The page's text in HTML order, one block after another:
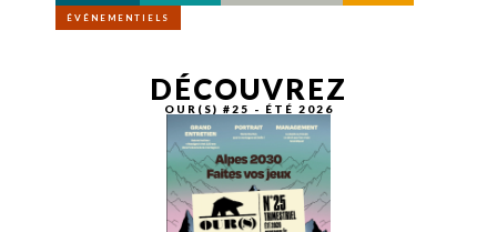
ÉVÉNEMENTIELS
DÉCOUVREZ
OUR(S) #25 - ÉTÉ 2026